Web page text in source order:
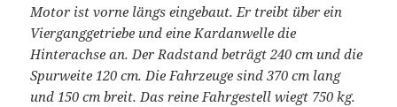
Motor ist vorne längs eingebaut. Er treibt über ein
Vierganggetriebe und eine Kardanwelle die
Hinterachse an. Der Radstand beträgt 240 cm und die
Spurweite 120 cm. Die Fahrzeuge sind 370 cm lang
und 150 cm breit. Das reine Fahrgestell wiegt 750 kg.